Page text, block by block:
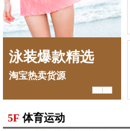
泳装爆款精选
淘宝热卖货源
5F 体育运动